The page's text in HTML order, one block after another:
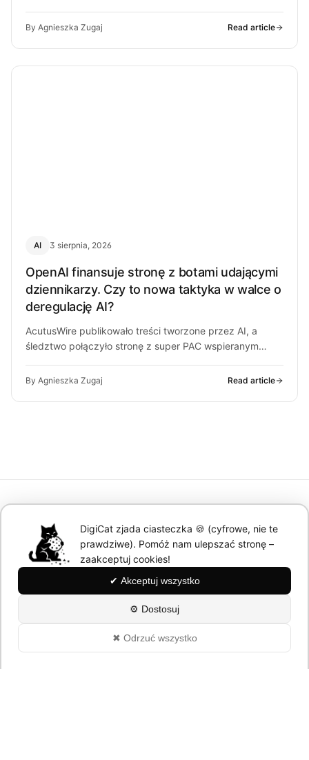
By Agnieszka Zugaj Read article
AI 3 sierpnia, 2026
OpenAI finansuje stronę z botami udającymi
dziennikarzy. Czy to nowa taktyka w walce o
deregulację AI?
AcutusWire publikowało treści tworzone przez AI, a
śledztwo połączyło stronę z super PAC wspieranym
By Agnieszka Zugaj Read article
DigiCat
Wieści z cyfrowego świata
Categories
DigiCat zjada ciasteczka 🍪 (cyfrowe, nie te
prawdziwe). Pomóż nam ulepszać stronę –
zaakceptuj cookies!
✔ Akceptuj wszystko
⚙ Dostosuj
✖ Odrzuć wszystko